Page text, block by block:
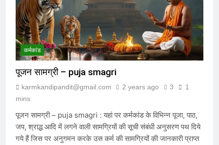
भगवा का नीलान्तरण हो गया और पता ही नहीं
चला
6 Months Ago
शंकराचार्य पर टिप्पणी करने से पूर्व चुल्लू भर
पानी तो ढूंढ लो ‘राष्ट्रवादियों’
6 Months Ago
विकास की वेदी पर अस्तित्व की आहुति: क्या
२०४७ का भारत केवल एक जलता हुआ खंडहर
कर्मकांड
पूजन सामग्री – puja smagri
karmkandipandit@gmail.com 2 years ago 3
1
mins
पूजन सामग्री – puja smagri : यहां पर कर्मकांड के विभिन्न पूजा, पाठ,
जप, श्राद्ध आदि में लगने वाली सामग्रियों की सूची संबंधी अनुसरण पथ दिये
गये हैं जिस पर अनुगमन करके उस कर्म की सामग्रियों की जानकारी प्राप्त